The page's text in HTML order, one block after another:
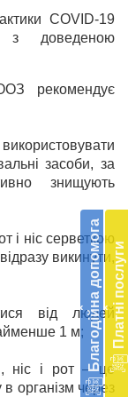
‹ Благодійна допомога‹Платні послуги
COVID-19
з доведеною
рекомендує
засоби, за
знищують
і ніс серветкою
викинути,
від людей
1 м;
ніс і рот – це
організм через